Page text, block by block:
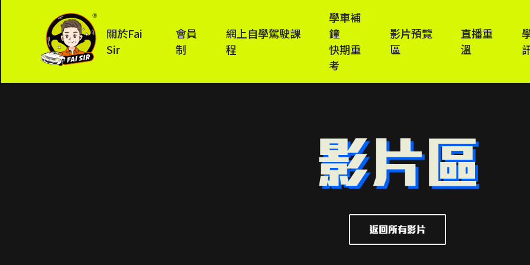
關於Fai
Sir
會員
制
網上自學駕駛課
程
學車補
鐘
快期重
考
影片預覽
區
直播重
溫
影片區
返回所有影片